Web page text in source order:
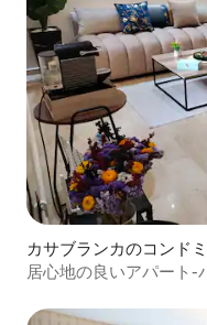
カサブランカのコンド
居心地の良いアパート-